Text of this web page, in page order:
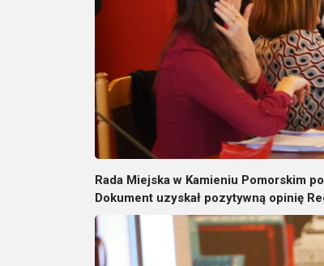
Rada Miejska w Kamieniu Pomorskim
Dokument uzyskał pozytywną opinię